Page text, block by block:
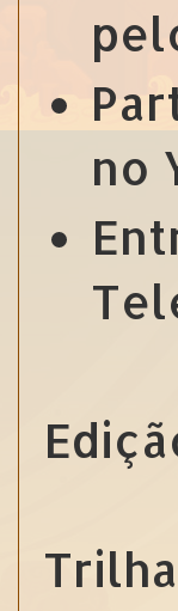
no